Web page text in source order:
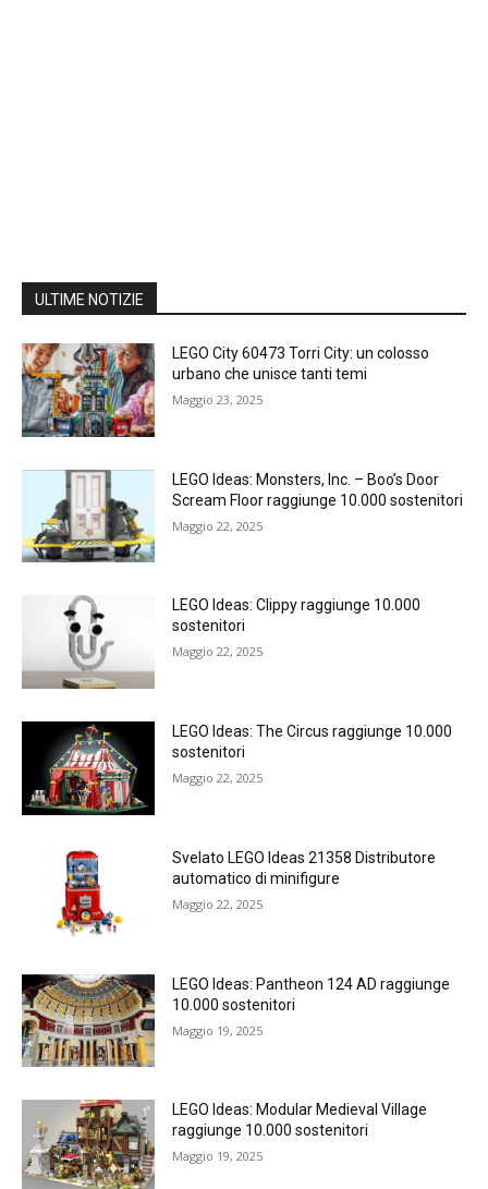
ULTIME NOTIZIE
LEGO City 60473 Torri City: un colosso
urbano che unisce tanti temi
Maggio 23, 2025
LEGO Ideas: Monsters, Inc. – Boo’s Door
Scream Floor raggiunge 10.000 sostenitori
Maggio 22, 2025
LEGO Ideas: Clippy raggiunge 10.000
sostenitori
Maggio 22, 2025
LEGO Ideas: The Circus raggiunge 10.000
sostenitori
Maggio 22, 2025
Svelato LEGO Ideas 21358 Distributore
automatico di minifigure
Maggio 22, 2025
LEGO Ideas: Pantheon 124 AD raggiunge
10.000 sostenitori
Maggio 19, 2025
LEGO Ideas: Modular Medieval Village
raggiunge 10.000 sostenitori
Maggio 19, 2025